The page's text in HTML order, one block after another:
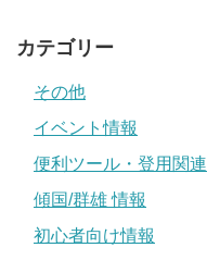
カテゴリー
その他
イベント情報
便利ツール・登用関連
傾国/群雄 情報
初心者向け情報